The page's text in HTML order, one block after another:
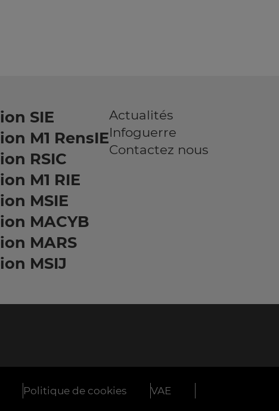
SIE
M1 RensIE
RSIC
M1 RIE
MSIE
MACYB
MARS
MSIJ
Actualités
Infoguerre
Contactez nous
Politique de cookies
VAE